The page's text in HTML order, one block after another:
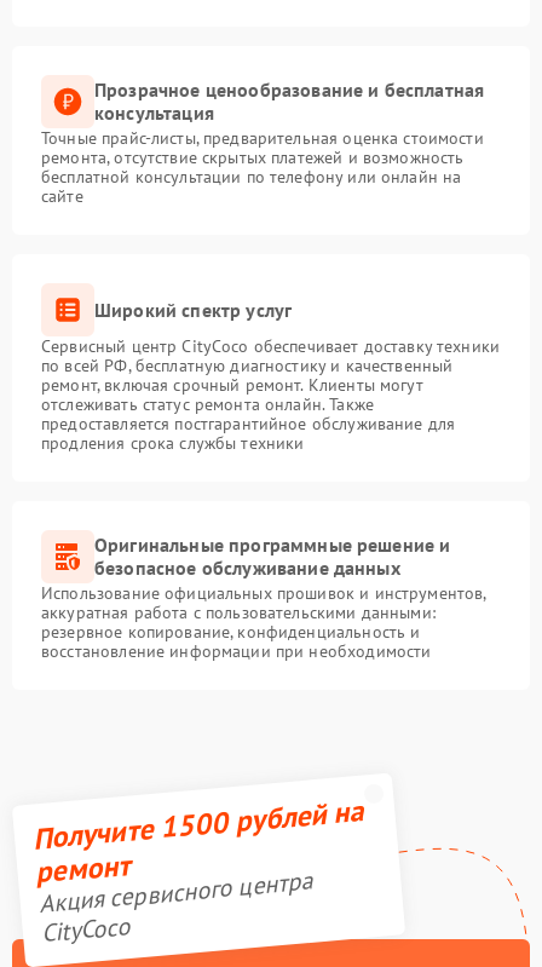
Прозрачное ценообразование и бесплатная
консультация
Точные прайс-листы, предварительная оценка стоимости
ремонта, отсутствие скрытых платежей и возможность
бесплатной консультации по телефону или онлайн на
сайте
Широкий спектр услуг
Сервисный центр CityCoco обеспечивает доставку техники
по всей РФ, бесплатную диагностику и качественный
ремонт, включая срочный ремонт. Клиенты могут
отслеживать статус ремонта онлайн. Также
предоставляется постгарантийное обслуживание для
продления срока службы техники
Оригинальные программные решение и
безопасное обслуживание данных
Использование официальных прошивок и инструментов,
аккуратная работа с пользовательскими данными:
резервное копирование, конфиденциальность и
восстановление информации при необходимости
Получите 1500 рублей на
ремонт
Акция сервисного центра
CityCoco